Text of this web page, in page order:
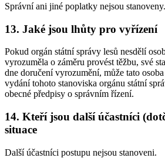
Správní ani jiné poplatky nejsou stanoveny.
13. Jaké jsou lhůty pro vyřízení
Pokud orgán státní správy lesů nesdělí
vyrozuměla o záměru provést těžbu, své
dne doručení vyrozumění, může tato
vydání tohoto stanoviska orgánu státní
obecné předpisy o správním řízení.
14. Kteří jsou další účastníci
situace
Další účastníci postupu nejsou stanoveni.